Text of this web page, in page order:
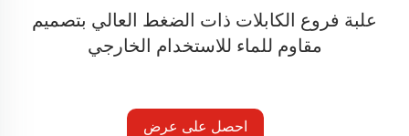
علبة فروع الكابلات ذات الضغط العالي بتصميم
مقاوم للماء للاستخدام الخارجي
احصل على عرض